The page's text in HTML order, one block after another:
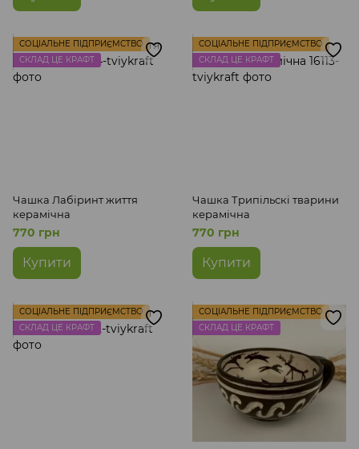
СОЦІАЛЬНЕ ПІДПРИЄМСТВО
СКЛАД ЦЕ КРАФТ
Чашка Лабіринт життя
керамічна
770 грн
Купити
СОЦІАЛЬНЕ ПІДПРИЄМСТВО
СКЛАД ЦЕ КРАФТ
Чашка Трипільскі тварини
керамічна
770 грн
Купити
СОЦІАЛЬНЕ ПІДПРИЄМСТВО
СКЛАД ЦЕ КРАФТ
СОЦІАЛЬНЕ ПІДПРИЄМСТВО
СКЛАД ЦЕ КРАФТ